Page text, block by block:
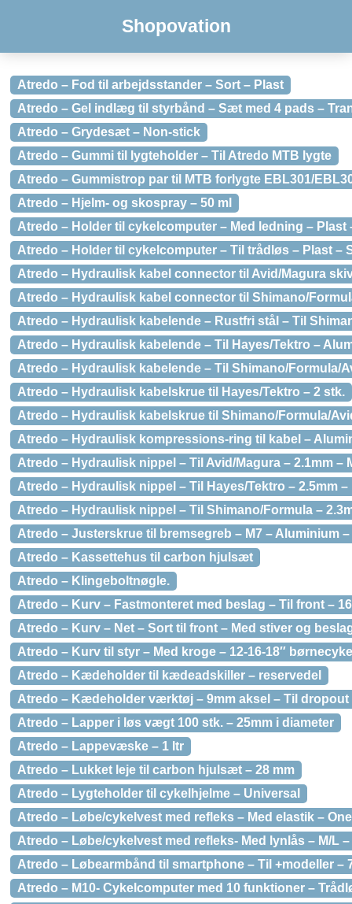
Shopovation
Atredo – Fod til arbejdsstander – Sort – Plast
Atredo – Gel indlæg til styrbånd – Sæt med 4 pads –
Atredo – Grydesæt – Non-stick
Atredo – Gummi til lygteholder – Til Atredo MTB lygte
Atredo – Gummistrop par til MTB forlygte EBL301/
Atredo – Hjelm- og skospray – 50 ml
Atredo – Holder til cykelcomputer – Med ledning – Plast
Atredo – Holder til cykelcomputer – Til trådløs – Plast –
Atredo – Hydraulisk kabel connector til Avid/Magura
Atredo – Hydraulisk kabel connector til Shimano/
Atredo – Hydraulisk kabelende – Rustfri stål – Til
Atredo – Hydraulisk kabelende – Til Hayes/Tektro –
Atredo – Hydraulisk kabelende – Til Shimano/Formula/
Atredo – Hydraulisk kabelskrue til Hayes/Tektro – 2 stk.
Atredo – Hydraulisk kabelskrue til Shimano/Formula/
Atredo – Hydraulisk kompressions-ring til kabel –
Atredo – Hydraulisk nippel – Til Avid/Magura – 2.1mm –
Atredo – Hydraulisk nippel – Til Hayes/Tektro – 2.5mm –
Atredo – Hydraulisk nippel – Til Shimano/Formula –
Atredo – Justerskrue til bremsegreb – M7 – Aluminium
Atredo – Kassettehus til carbon hjulsæt
Atredo – Klingeboltnøgle.
Atredo – Kurv – Fastmonteret med beslag – Til front –
Atredo – Kurv – Net – Sort til front – Med stiver og
Atredo – Kurv til styr – Med kroge – 12-16-18″
Atredo – Kædeholder til kædeadskiller – reservedel
Atredo – Kædeholder værktøj – 9mm aksel – Til dropout
Atredo – Lapper i løs vægt 100 stk. – 25mm i diameter
Atredo – Lappevæske – 1 ltr
Atredo – Lukket leje til carbon hjulsæt – 28 mm
Atredo – Lygteholder til cykelhjelme – Universal
Atredo – Løbe/cykelvest med refleks – Med elastik –
Atredo – Løbe/cykelvest med refleks- Med lynlås – M/L –
Atredo – Løbearmbånd til smartphone – Til +modeller –
Atredo – M10- Cykelcomputer med 10 funktioner –